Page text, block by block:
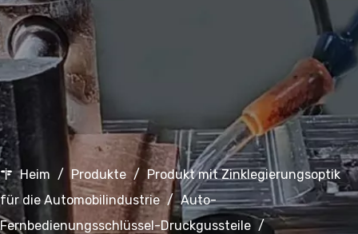
Italiano
日本語
Heim / Produkte / Produkt mit Zinklegierungsoptik
für die Automobilindustrie / Auto-
Fernbedienungsschlüssel-Druckgussteile /